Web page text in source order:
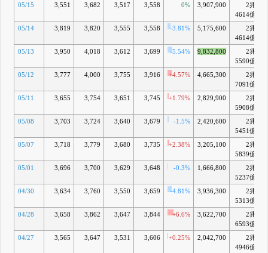
05/15 3,551 3,682 3,517 3,558 0% 3,907,900
2兆
4614億
05/14 3,819 3,820 3,555 3,558 -3.81% 5,175,600
2兆
4614億
05/13 3,950 4,018 3,612 3,699 -5.54% 9,832,800
2兆
5590億
05/12
3,777 4,000 3,755 3,916 +4.57% 4,665,300
2兆
7091億
05/11 3,655 3,754 3,651 3,745 +1.79% 2,829,900
2兆
5908億
05/08 3,703 3,724 3,640 3,679 -1.5% 2,420,600
2兆
5451億
05/07 3,718 3,779 3,680 3,735 +2.38% 3,205,100
2兆
5839億
05/01 3,696 3,700 3,629 3,648 -0.3% 1,666,800
2兆
5237億
04/30 3,634 3,760 3,550 3,659 -4.81% 3,936,300
2兆
5313億
04/28 3,658 3,862 3,647 3,844 +6.6% 3,622,700
2兆
6593億
04/27
3,565 3,647 3,531 3,606 +0.25% 2,042,700
2兆
4946億